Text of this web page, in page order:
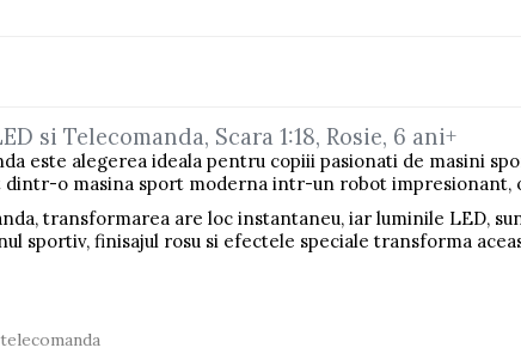
si Telecomanda, Scara 1:18, Rosie, 6 ani+
este alegerea ideala pentru copiii pasionati de masini
dintr-o masina sport moderna intr-un robot
transformarea are loc instantaneu, iar luminile LED,
sportiv, finisajul rosu si efectele speciale transforma